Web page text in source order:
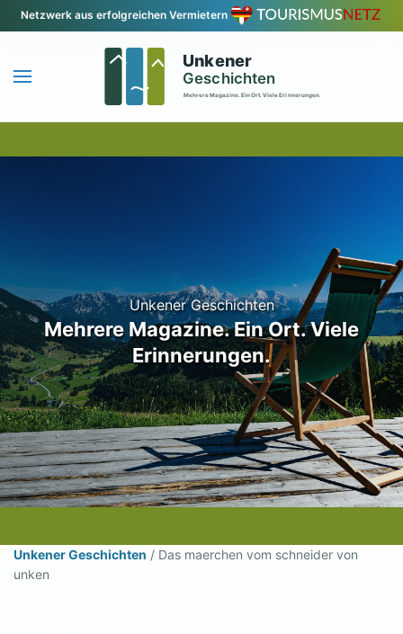
Zum Hauptinhalt springen
Netzwerk aus erfolgreichen Vermietern
Unkener Geschichten
Mehrere Magazine. Ein Ort. Viele
Erinnerungen.
Unkener Geschichten / Das maerchen vom schneider von
unken